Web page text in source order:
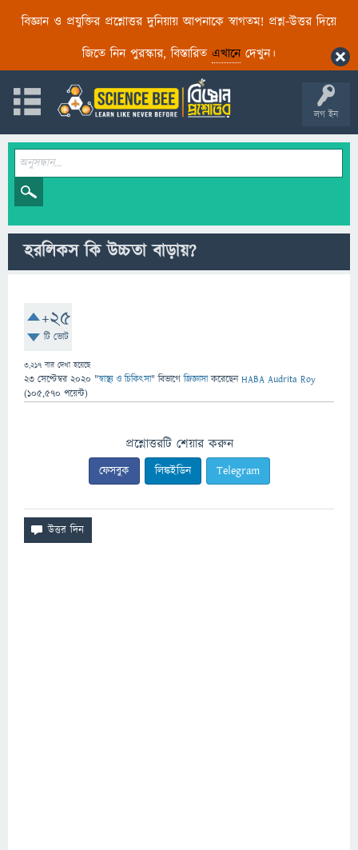
বিজ্ঞান ও প্রযুক্তির প্রশ্নোত্তর দুনিয়ায় আপনাকে স্বাগতম! প্রশ্ন-উত্তর দিয়ে
জিতে নিন পুরস্কার, বিস্তারিত এখানেদেখুন।
লগ ইন
হরলিকস কি উচ্চতা বাড়ায়?
+25
টি ভোট
3,217 বার দেখা হয়েছে
23 সেপ্টেম্বর 2020 "স্বাস্থ্য ও চিকিৎসা" বিভাগে জিজ্ঞাসাকরেছেনHABA Audrita Roy
(105,570 পয়েন্ট)
প্রশ্নোত্তরটি শেয়ার করুন
ফেসবুক লিঙ্কইডিন Telegram